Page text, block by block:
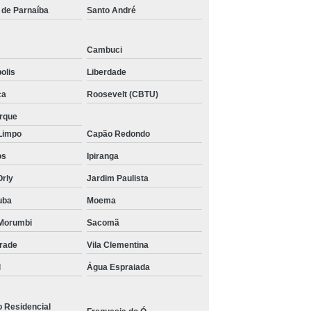
Parnaíba Santo André
Cambuci
Liberdade
Roosevelt (CBTU)
Capão Redondo
Ipiranga
Jardim Paulista
Moema
Sacomã
Vila Clementina
Água Espraiada
Residencial